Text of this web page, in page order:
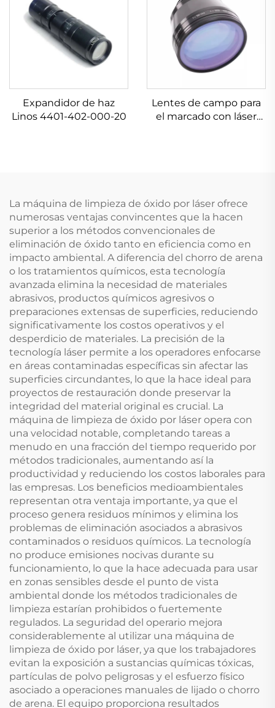
Expandidor de haz
Linos 4401-402-000-20
Lentes de campo para
el marcado con láser
La máquina de limpieza de óxido por láser ofrece
numerosas ventajas convincentes que la hacen
superior a los métodos convencionales de
eliminación de óxido tanto en eficiencia como en
impacto ambiental. A diferencia del chorro de arena
o los tratamientos químicos, esta tecnología
avanzada elimina la necesidad de materiales
abrasivos, productos químicos agresivos o
preparaciones extensas de superficies, reduciendo
significativamente los costos operativos y el
desperdicio de materiales. La precisión de la
tecnología láser permite a los operadores enfocarse
en áreas contaminadas específicas sin afectar las
superficies circundantes, lo que la hace ideal para
proyectos de restauración donde preservar la
integridad del material original es crucial. La
máquina de limpieza de óxido por láser opera con
una velocidad notable, completando tareas a
menudo en una fracción del tiempo requerido por
métodos tradicionales, aumentando así la
productividad y reduciendo los costos laborales para
las empresas. Los beneficios medioambientales
representan otra ventaja importante, ya que el
proceso genera residuos mínimos y elimina los
problemas de eliminación asociados a abrasivos
contaminados o residuos químicos. La tecnología
no produce emisiones nocivas durante su
funcionamiento, lo que la hace adecuada para usar
en zonas sensibles desde el punto de vista
ambiental donde los métodos tradicionales de
limpieza estarían prohibidos o fuertemente
regulados. La seguridad del operario mejora
considerablemente al utilizar una máquina de
limpieza de óxido por láser, ya que los trabajadores
evitan la exposición a sustancias químicas tóxicas,
partículas de polvo peligrosas y el esfuerzo físico
asociado a operaciones manuales de lijado o chorro
de arena. El equipo proporciona resultados